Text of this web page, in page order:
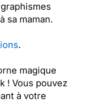
sa maman.
.
magique
! Vous pouvez
à votre